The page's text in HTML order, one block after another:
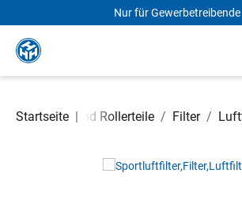
Zum Hauptinhalt springen
Nur für Gewerbetreibende
Startseite |
Motorrad- und Rollerteile / Filter /
Bildergalerie überspringen